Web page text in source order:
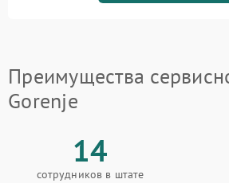
Преимущества
Gorenje
14
сотрудников в штате